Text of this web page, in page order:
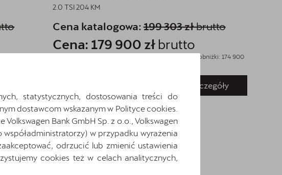
2.0 TSI 204 KM
Cena katalogowa:199 303 złbrutto
Cena: 179 900 złbrutto
Najniższa cena sprzed 30 dni przed wprowadzeniem obniżki: 174 900
Pokaż szczegóły
statystycznych, dostosowania treści do
dostawcom wskazanym w Polityce cookies.
Bank GmbH Sp. z o.o., Volkswagen
współadministratorzy) w przypadku wyrażenia
odrzucić lub zmienić ustawienia
cookies też w celach analitycznych,